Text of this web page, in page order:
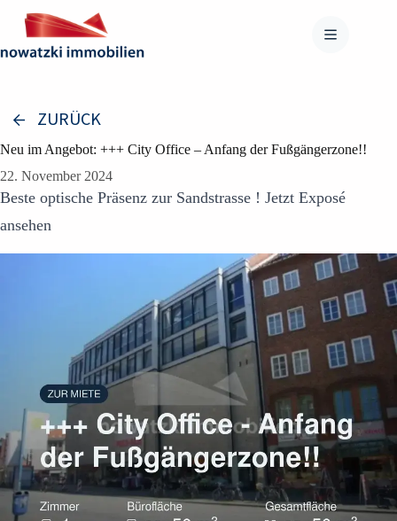
Inhalt
springen
ZURÜCK
Neu im Angebot: +++ City Office – Anfang der Fußgängerzone!!
22. November 2024
Beste optische Präsenz zur Sandstrasse ! Jetzt Exposé
ansehen